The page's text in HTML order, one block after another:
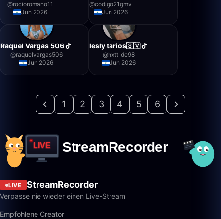
@rocioromano11
Jun 2026
@codigo21gmv
Jun 2026
Raquel Vargas 506
@raquelvargas506
Jun 2026
lesly tarios🇸🇻
@hxtt_de98
Jun 2026
1 2 3 4 5 6
LIVE StreamRecorder
Verpasse nie wieder einen Live-Stream
Empfohlene Creator